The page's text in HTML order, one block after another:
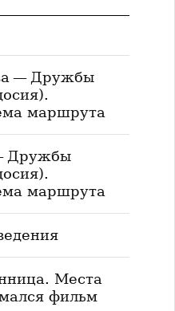
— Дружбы
маршрута
Дружбы
маршрута
Места
фильм